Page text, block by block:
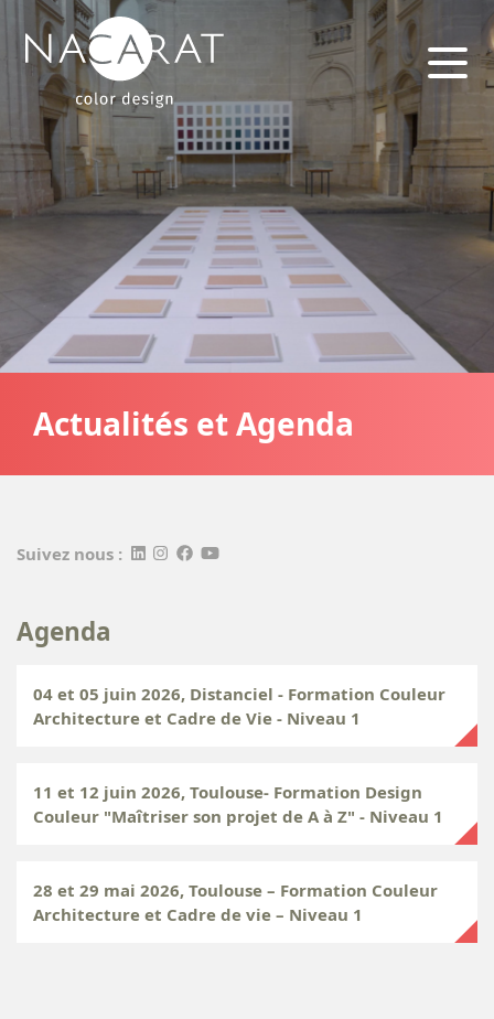
Actualités et Agenda
Suivez nous :
Agenda
04 et 05 juin 2026, Distanciel - Formation Couleur
Architecture et Cadre de Vie - Niveau 1
11 et 12 juin 2026, Toulouse- Formation Design
Couleur "Maîtriser son projet de A à Z" - Niveau 1
28 et 29 mai 2026, Toulouse – Formation Couleur
Architecture et Cadre de vie – Niveau 1